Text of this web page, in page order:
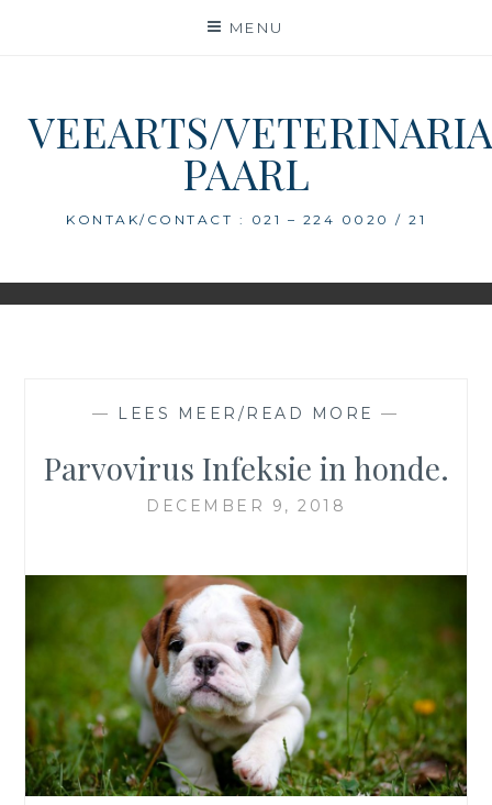
MENU
VEEARTS/
PAARL
KONTAK/CONTACT : 021 – 224 0020 / 21
— LEES MEER/READ MORE —
Parvovirus Infeksie in honde.
DECEMBER 9, 2018